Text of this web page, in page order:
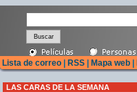
Lista de correo RSS Mapa web
LAS CARAS DE LA SEMANA